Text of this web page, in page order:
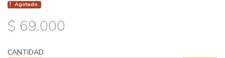
Agotado.
$ 69.000
CANTIDAD